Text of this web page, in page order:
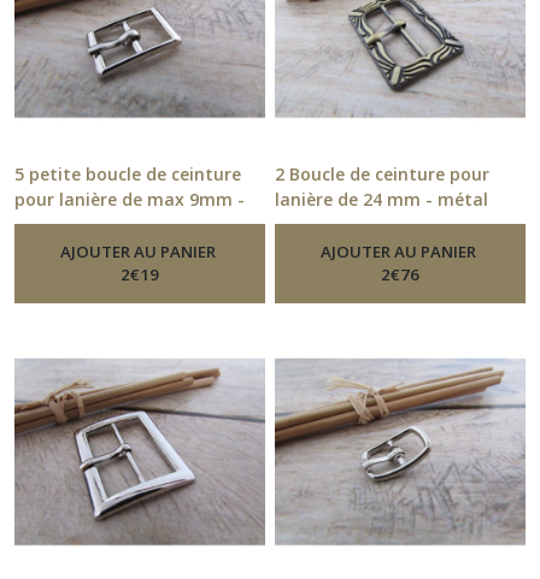
5 petite boucle de ceinture
pour lanière de max 9mm -
métal argenté - 17.52-Boucle
De CeintureAJOUTER AU PANIER
2€19
2 Boucle de ceinture pour
lanière de 24 mm - métal
bronze laiton - 26.52-Boucle
De CeintureAJOUTER AU PANIER
2€76